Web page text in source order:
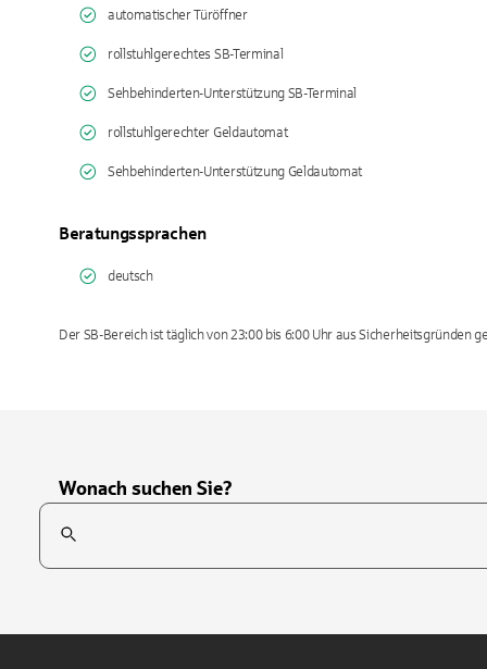
automatischer Türöffner
rollstuhlgerechtes SB-Terminal
Sehbehinderten-Unterstützung SB-Terminal
rollstuhlgerechter Geldautomat
Sehbehinderten-Unterstützung Geldautomat
Beratungssprachen
deutsch
Der SB-Bereich ist täglich von 23:00 bis 6:00 Uhr aus Sicherheitsgründen
Wonach suchen Sie?
Suchfeld